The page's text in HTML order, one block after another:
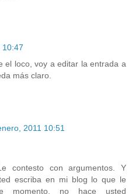
10:47
el loco, voy a editar la entrada a
más claro.
2011 10:51
contesto con argumentos. Y
escriba en mi blog lo que le
momento, no hace usted